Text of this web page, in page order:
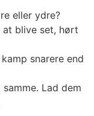
eller ydre?
blive set, hørt
snarere end
Lad dem